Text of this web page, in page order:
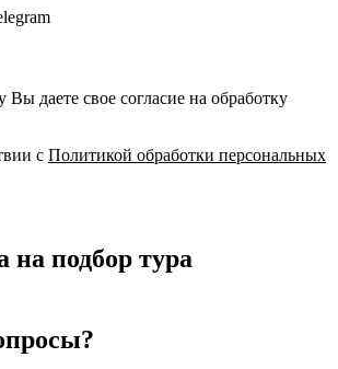
даете свое согласие на обработку
с Политикой обработки персональных
на подбор тура